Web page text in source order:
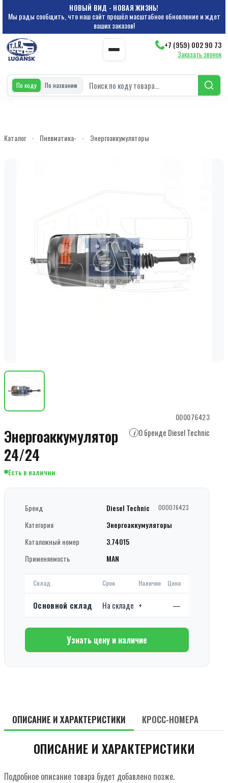
НОВЫЙ ВИД - НОВАЯ ЖИЗНЬ!
Мы рады сообщить, что наш сайт прошёл масштабное обновление и ждет
ваших заказов!
+7 (959) 002 90 73
Заказать звонок
По коду По названию
Каталог - Пневматика- - Энергоаккумуляторы
000076423
Энергоаккумулятор
24/24
i О бренде Diesel Technic
Есть в наличии
Бренд Diesel Technic 000076423
Категория
Энергоаккумуляторы
Каталожный номер
3.74015
Применяемость
MAN
Склад Срок Наличие Цена
Основной склад На складе + —
Узнать цену и наличие
ОПИСАНИЕ И ХАРАКТЕРИСТИКИ КРОСС-НОМЕРА
ОПИСАНИЕ И ХАРАКТЕРИСТИКИ
Подробное описание товара будет добавлено позже.